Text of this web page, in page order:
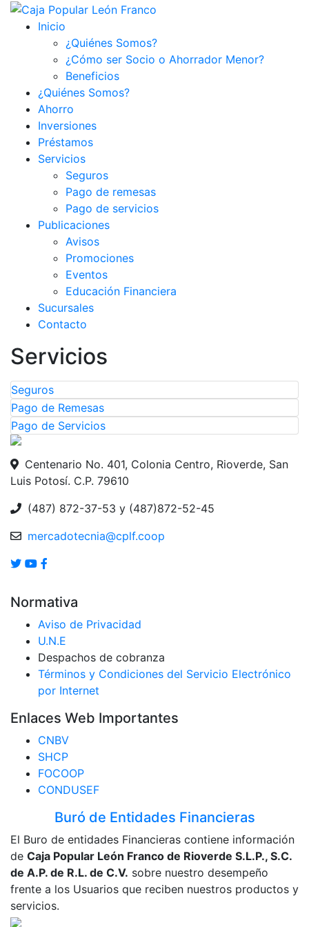
Inicio
¿Quiénes Somos?
¿Cómo ser Socio o Ahorrador Menor?
Beneficios
¿Quiénes Somos?
Ahorro
Inversiones
Préstamos
Servicios
Seguros
Pago de remesas
Pago de servicios
Publicaciones
Avisos
Promociones
Eventos
Educación Financiera
Sucursales
Contacto
Servicios
Seguros
Pago de Remesas
Pago de Servicios
Centenario No. 401, Colonia Centro, Rioverde, San
Luis Potosí. C.P. 79610
(487) 872-37-53 y (487)872-52-45
mercadotecnia@cplf.coop
Normativa
Aviso de Privacidad
U.N.E
Despachos de cobranza
Términos y Condiciones del Servicio Electrónico
por Internet
Enlaces Web Importantes
CNBV
SHCP
FOCOOP
CONDUSEF
Buró de Entidades Financieras
El Buro de entidades Financieras contiene información
de Caja Popular León Franco de Rioverde S.L.P., S.C.
de A.P. de R.L. de C.V. sobre nuestro desempeño
frente a los Usuarios que reciben nuestros productos y
servicios.